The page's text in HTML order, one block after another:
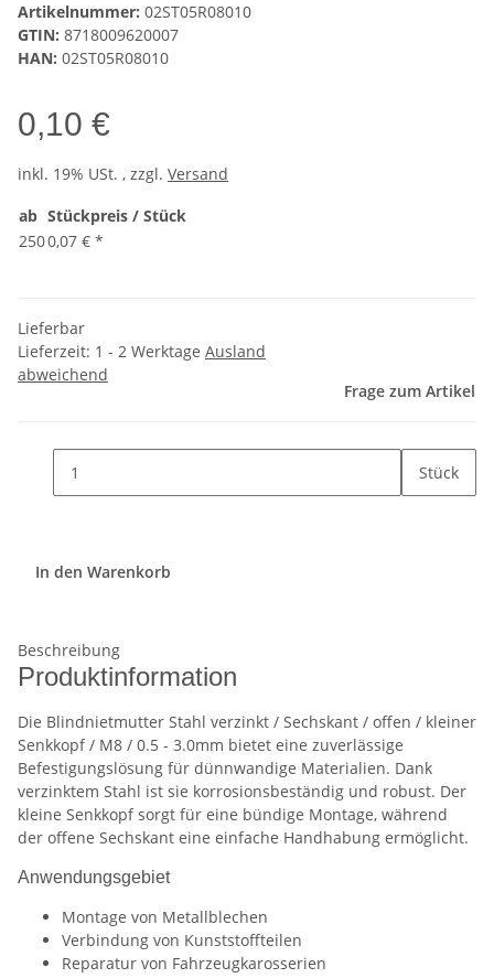
Artikelnummer: 02ST05R08010
GTIN: 8718009620007
HAN: 02ST05R08010
0,10 €
inkl. 19% USt. , zzgl. Versand
ab Stückpreis / Stück
2500,07 € *
Lieferbar
Lieferzeit: 1 - 2 Werktage Ausland
abweichend
Frage zum Artikel
Stück
In den Warenkorb
Beschreibung
Produktinformation
Die Blindnietmutter Stahl verzinkt / Sechskant / offen / kleiner
Senkkopf / M8 / 0.5 - 3.0mm bietet eine zuverlässige
Befestigungslösung für dünnwandige Materialien. Dank
verzinktem Stahl ist sie korrosionsbeständig und robust. Der
kleine Senkkopf sorgt für eine bündige Montage, während
der offene Sechskant eine einfache Handhabung ermöglicht.
Anwendungsgebiet
Montage von Metallblechen
Verbindung von Kunststoffteilen
Reparatur von Fahrzeugkarosserien